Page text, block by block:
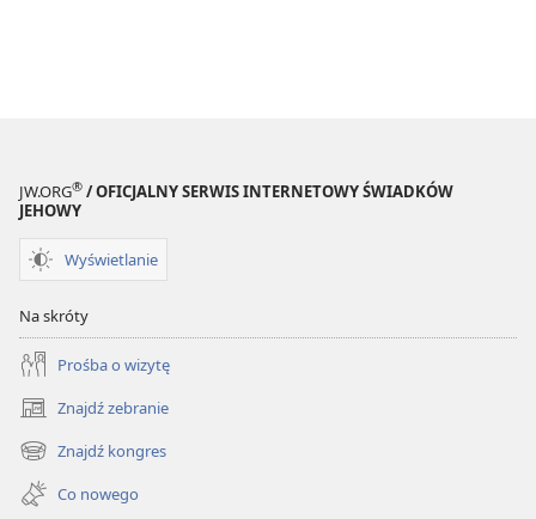
JW.ORG® / OFICJALNY SERWIS INTERNETOWY ŚWIADKÓW
JEHOWY
Wyświetlanie
Na skróty
Prośba o wizytę
Znajdź zebranie
(opens
new
window)
Znajdź kongres
(opens
new
window)
Co nowego